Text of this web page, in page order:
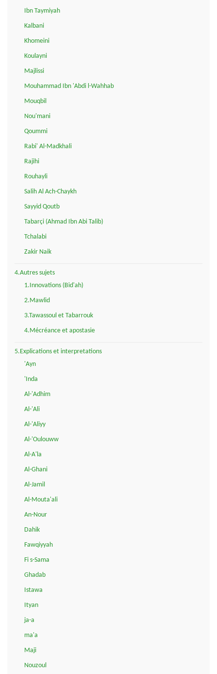
Ibn Taymiyah
Kalbani
Khomeini
Koulayni
Majlissi
Mouhammad Ibn 'Abdi l-Wahhab
Mouqbil
Nou'mani
Qoummi
Rabi' Al-Madkhali
Rajihi
Rouhayli
Salih Al Ach-Chaykh
Sayyid Qoutb
Tabarçi (Ahmad Ibn Abi Talib)
Tchalabi
Zakir Naik
4.Autres sujets
1.Innovations (Bid'ah)
2.Mawlid
3.Tawassoul et Tabarrouk
4.Mécréance et apostasie
5.Explications et interpretations
'Ayn
'Inda
Al-'Adhim
Al-'Ali
Al-'Aliyy
Al-'Oulouww
Al-A'la
Al-Ghani
Al-Jamil
Al-Mouta'ali
An-Nour
Dahik
Fawqiyyah
Fi s-Sama
Ghadab
Istawa
Ityan
ja-a
ma'a
Maji
Nouzoul